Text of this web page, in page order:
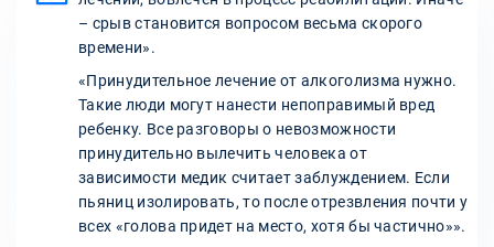
– срыв становится вопросом весьма скорого
времени».
«Принудительное лечение от алкоголизма нужно.
Такие люди могут нанести непоправимый вред
ребенку. Все разговоры о невозможности
принудительно вылечить человека от
зависимости медик считает заблуждением. Если
пьяниц изолировать, то после отрезвления почти у
всех «голова придет на место, хотя бы частично»».